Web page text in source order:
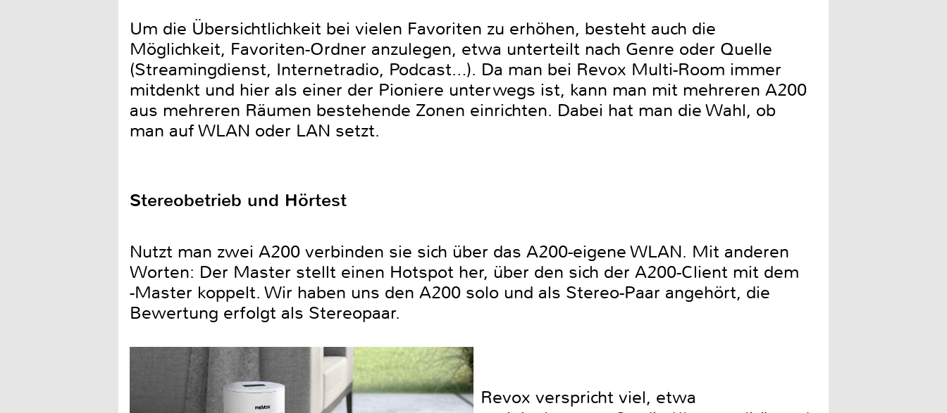
Um die Übersichtlichkeit bei vielen Favoriten zu erhöhen, besteht auch die
Möglichkeit, Favoriten-Ordner anzulegen, etwa unterteilt nach Genre oder Quelle
(Streamingdienst, Internetradio, Podcast…). Da man bei Revox Multi-Room immer
mitdenkt und hier als einer der Pioniere unterwegs ist, kann man mit mehreren A200
aus mehreren Räumen bestehende Zonen einrichten. Dabei hat man die Wahl, ob
man auf WLAN oder LAN setzt.
Stereobetrieb und Hörtest
Nutzt man zwei A200 verbinden sie sich über das A200-eigene WLAN. Mit anderen
Worten: Der Master stellt einen Hotspot her, über den sich der A200-Client mit dem
-Master koppelt. Wir haben uns den A200 solo und als Stereo-Paar angehört, die
Bewertung erfolgt als Stereopaar.
Revox verspricht viel, etwa